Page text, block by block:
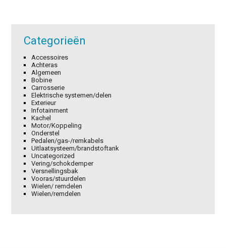
Categorieën
Accessoires
Achteras
Algemeen
Bobine
Carrosserie
Elektrische systemen/delen
Exterieur
Infotainment
Kachel
Motor/Koppeling
Onderstel
Pedalen/gas-/remkabels
Uitlaatsysteem/brandstoftank
Uncategorized
Vering/schokdemper
Versnellingsbak
Vooras/stuurdelen
Wielen/ remdelen
Wielen/remdelen